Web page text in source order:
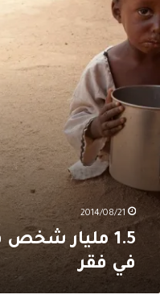
العالم
يعيشون
في
2014/08/21
1.5 مليار
في فقر